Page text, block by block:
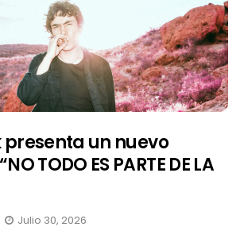
presenta un nuevo
TODO ES PARTE DE LA
Julio 30, 2026